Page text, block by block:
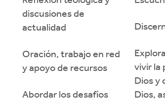
discusiones de
actualidad
Oración, trabajo en red
y apoyo de recursos
Abordar los desafíos
vivir la
Dios y
Dios,